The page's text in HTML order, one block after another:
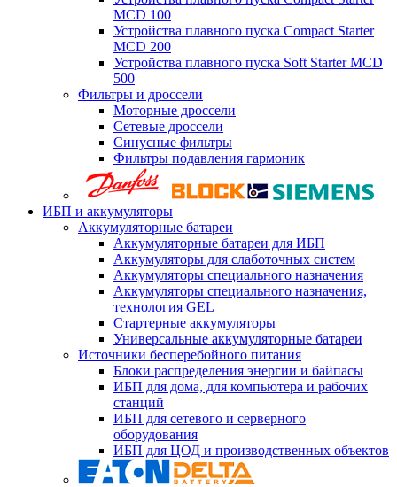
MCD 100
Устройства плавного пуска Compact Starter
MCD 200
Устройства плавного пуска Soft Starter MCD
500
Фильтры и дроссели
Моторные дроссели
Сетевые дроссели
Синусные фильтры
Фильтры подавления гармоник
ИБП и аккумуляторы
Аккумуляторные батареи
Аккумуляторные батареи для ИБП
Аккумуляторы для слаботочных систем
Аккумуляторы специального назначения
Аккумуляторы специального назначения,
технология GEL
Стартерные аккумуляторы
Универсальные аккумуляторные батареи
Источники бесперебойного питания
Блоки распределения энергии и байпасы
ИБП для дома, для компьютера и рабочих
станций
ИБП для сетевого и серверного
оборудования
ИБП для ЦОД и производственных объектов